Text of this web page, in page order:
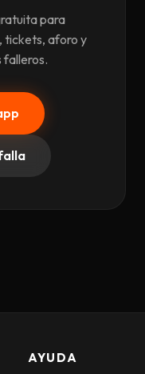
para
tickets, aforo y
falleros.
AYUDA